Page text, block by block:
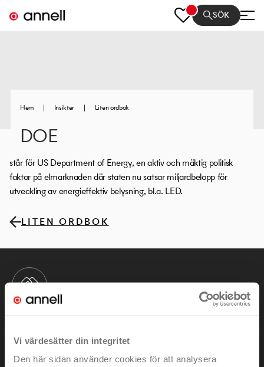
Vi värdesätter din integritet
Den här sidan använder cookies för att analysera
SÖK
Hem | Insikter | Liten ordbok
DOE
står för US Department of Energy, en aktiv och mäktig politisk
faktor på elmarknaden där staten nu satsar miljardbelopp för
utveckling av energieffektiv belysning, bl.a. LED.
LITEN ORDBOK
KONTAKTA OSS
e-mail:info@annell.se